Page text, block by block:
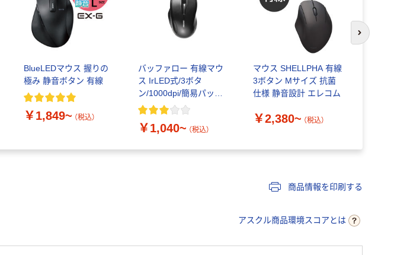
BlueLEDマウス 握りの
極み 静音ボタン 有線
￥1,849~ （税込）
バッファロー 有線マウ
ス IrLED式/3ボタ
ン/1000dpi/簡易パッケ
ージ対応
￥1,040~ （税込）
マウス SHELLPHA 有線
3ボタン Mサイズ 抗菌
仕様 静音設計 エレコム
￥2,380~ （税込）
次のスライド
商品情報を印刷する
アスクル商品環境スコアとは